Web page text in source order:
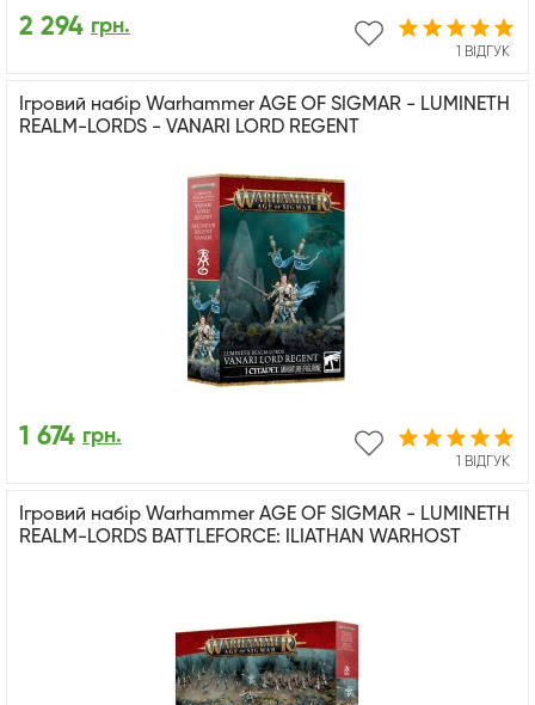
1 ВІДГУК
2 294 грн.
Ігровий набір Warhammer AGE OF SIGMAR - LUMINETH
REALM-LORDS - VANARI LORD REGENT
1 ВІДГУК
1 674 грн.
Ігровий набір Warhammer AGE OF SIGMAR - LUMINETH
REALM-LORDS BATTLEFORCE: ILIATHAN WARHOST